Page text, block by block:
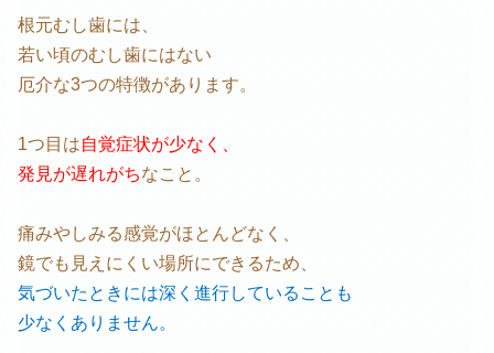
根元むし歯には、
若い頃のむし歯にはない
厄介な3つの特徴があります。
1つ目は自覚症状が少なく、
発見が遅れがちなこと。
痛みやしみる感覚がほとんどなく、
鏡でも見えにくい場所にできるため、
気づいたときには深く進行していることも
少なくありません。